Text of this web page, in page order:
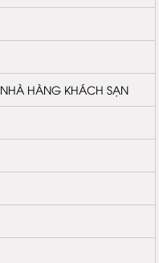
HÀNG KHÁCH SẠN